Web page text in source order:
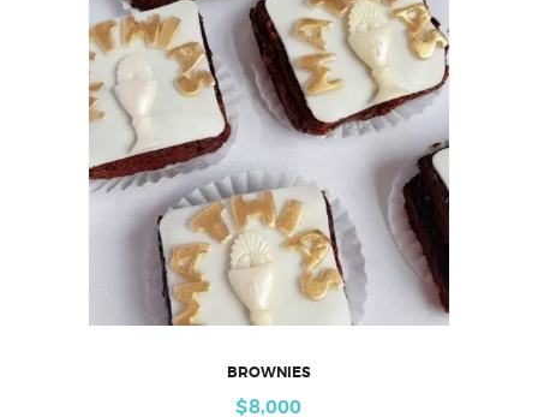
BROWNIES
$8,000